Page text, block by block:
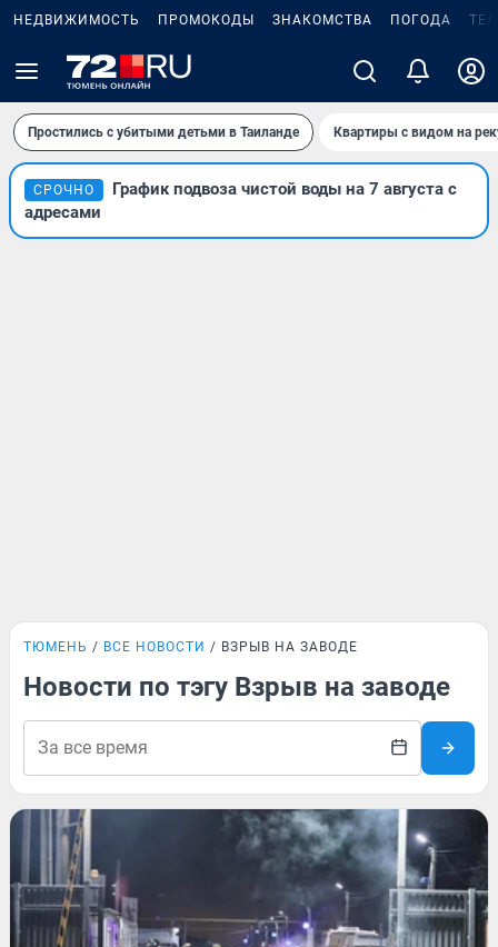
НЕДВИЖИМОСТЬ ПРОМОКОДЫ ЗНАКОМСТВА ПОГОДА
Простились с убитыми детьми в Таиланде Квартиры с видом на
СРОЧНО
График подвоза чистой воды на 7 августа с
адресами
ТЮМЕНЬ ВСЕ НОВОСТИ ВЗРЫВ НА ЗАВОДЕ
Новости по тэгу Взрыв на заводе